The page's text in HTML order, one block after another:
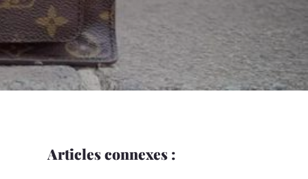
Articles connexes :